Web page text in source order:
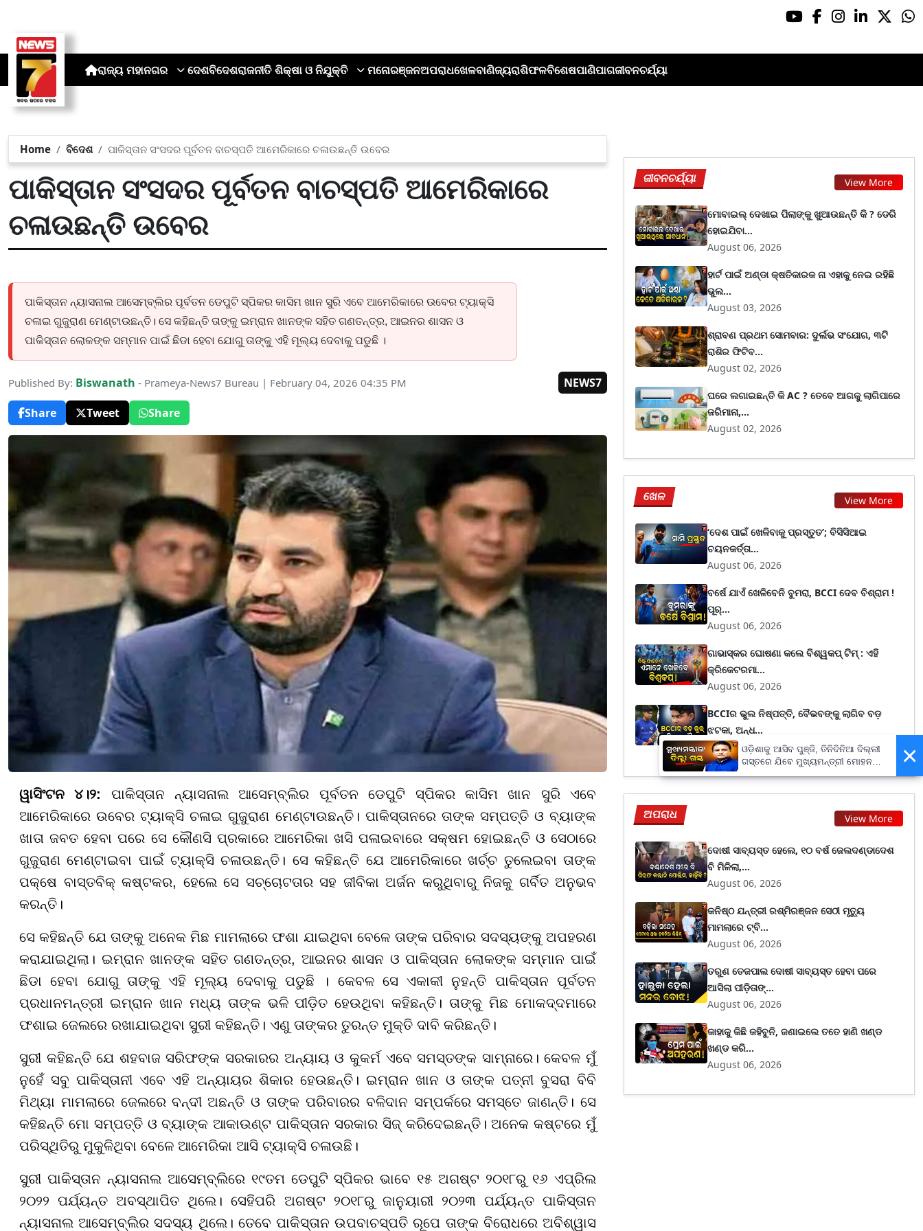
ରାଜ୍ୟ ମହାନଗର ଦେଶବିଦେଶରାଜନୀତି ଶିକ୍ଷା ଓ ନିଯୁକ୍ତି ମନୋରଞ୍ଜନଅପରାଧଖେଳବାଣିଜ୍ୟରାଶିଫଳବିଶେଷପାଣିପାଗଜୀବନଚର୍ଯ୍ୟା
Home ବିଦେଶ ପାକିସ୍ତାନ ସଂସଦର ପୂର୍ବତନ ବାଚସ୍ପତି ଆମେରିକାରେ ଚଳାଉଛନ୍ତି ଉବେର
ପାକିସ୍ତାନ ସଂସଦର ପୂର୍ବତନ ବାଚସ୍ପତି ଆମେରିକାରେ
ଚଳାଉଛନ୍ତି ଉବେର
ପାକିସ୍ତାନ ନ୍ୟାସନାଲ ଆସେମ୍ବ୍ଲିର ପୂର୍ବତନ ଡେପୁଟି ସ୍ପିକର କାସିମ ଖାନ ସୁରି ଏବେ ଆମେରିକାରେ ଉବେର ଟ୍ୟାକ୍ସି
ଚଳାଇ ଗୁଜୁରାଣ ମେଣ୍ଟାଉଛନ୍ତି। ସେ କହିଛନ୍ତି ତାଙ୍କୁ ଇମ୍ରାନ ଖାନଙ୍କ ସହିତ ଗଣତନ୍ତ୍ର, ଆଇନର ଶାସନ ଓ
ପାକିସ୍ତାନ ଲୋକଙ୍କ ସମ୍ମାନ ପାଇଁ ଛିଡା ହେବା ଯୋଗୁ ତାଙ୍କୁ ଏହି ମୂଲ୍ୟ ଦେବାକୁ ପଡୁଛି ।
Published By: Biswanath - Prameya-News7 Bureau | February 04, 2026 04:35 PM
NEWS7
Share
Tweet Share
ୱାସିଂଟନ ୪।୨: ପାକିସ୍ତାନ ନ୍ୟାସନାଲ ଆସେମ୍ବ୍ଲିର ପୂର୍ବତନ ଡେପୁଟି ସ୍ପିକର କାସିମ ଖାନ ସୁରି ଏବେ
ଆମେରିକାରେ ଉବେର ଟ୍ୟାକ୍ସି ଚଳାଇ ଗୁଜୁରାଣ ମେଣ୍ଟାଉଛନ୍ତି। ପାକିସ୍ତାନରେ ତାଙ୍କ ସମ୍ପତ୍ତି ଓ ବ୍ୟାଙ୍କ
ଖାତା ଜବତ ହେବା ପରେ ସେ କୌଣସି ପ୍ରକାରେ ଆମେରିକା ଖସି ପଳାଇବାରେ ସକ୍ଷମ ହୋଇଛନ୍ତି ଓ ସେଠାରେ
ଗୁଜୁରାଣ ମେଣ୍ଟାଇବା ପାଇଁ ଟ୍ୟାକ୍ସି ଚଳାଉଛନ୍ତି। ସେ କହିଛନ୍ତି ଯେ ଆମେରିକାରେ ଖର୍ଚ୍ଚ ତୁଲେଇବା ତାଙ୍କ
ପକ୍ଷେ ବାସ୍ତବିକ୍ କଷ୍ଟକର, ହେଲେ ସେ ସଚ୍ଚୋଟତାର ସହ ଜୀବିକା ଅର୍ଜନ କରୁଥିବାରୁ ନିଜକୁ ଗର୍ବିତ ଅନୁଭବ
କରନ୍ତି।
ସେ କହିଛନ୍ତି ଯେ ତାଙ୍କୁ ଅନେକ ମିଛ ମାମଲାରେ ଫଶା ଯାଇଥିବା ବେଳେ ତାଙ୍କ ପରିବାର ସଦସ୍ୟଙ୍କୁ ଅପହରଣ
କରାଯାଇଥିଲା। ଇମ୍ରାନ ଖାନଙ୍କ ସହିତ ଗଣତନ୍ତ୍ର, ଆଇନର ଶାସନ ଓ ପାକିସ୍ତାନ ଲୋକଙ୍କ ସମ୍ମାନ ପାଇଁ
ଛିଡା ହେବା ଯୋଗୁ ତାଙ୍କୁ ଏହି ମୂଲ୍ୟ ଦେବାକୁ ପଡୁଛି । କେବଳ ସେ ଏକାକୀ ନୁହନ୍ତି ପାକିସ୍ତାନ ପୂର୍ବତନ
ପ୍ରଧାନମନ୍ତ୍ରୀ ଇମ୍ରାନ ଖାନ ମଧ୍ୟ ତାଙ୍କ ଭଳି ପୀଡ଼ିତ ହେଉଥିବା କହିଛନ୍ତି। ତାଙ୍କୁ ମିଛ ମୋକଦ୍ଦମାରେ
ଫଶାଇ ଜେଲରେ ରଖାଯାଇଥିବା ସୁରୀ କହିଛନ୍ତି। ଏଣୁ ତାଙ୍କର ତୁରନ୍ତ ମୁକ୍ତି ଦାବି କରିଛନ୍ତି।
ସୁରୀ କହିଛନ୍ତି ଯେ ଶହବାଜ ସରିଫଙ୍କ ସରକାରର ଅନ୍ୟାୟ ଓ କୁକର୍ମ ଏବେ ସମସ୍ତଙ୍କ ସାମ୍ନାରେ। କେବଳ ମୁଁ
ନୁହେଁ ସବୁ ପାକିସ୍ତାନୀ ଏବେ ଏହି ଅନ୍ୟାୟର ଶିକାର ହେଉଛନ୍ତି। ଇମ୍ରାନ ଖାନ ଓ ତାଙ୍କ ପତ୍ନୀ ବୁସରା ବିବି
ମିଥ୍ୟା ମାମଲାରେ ଜେଲରେ ବନ୍ଦୀ ଅଛନ୍ତି ଓ ତାଙ୍କ ପରିବାରର ବଳିଦାନ ସମ୍ପର୍କରେ ସମସ୍ତେ ଜାଣନ୍ତି। ସେ
କହିଛନ୍ତି ମୋ ସମ୍ପତ୍ତି ଓ ବ୍ୟାଙ୍କ ଆକାଉଣ୍ଟ ପାକିସ୍ତାନ ସରକାର ସିଜ୍ କରିଦେଇଛନ୍ତି। ଅନେକ କଷ୍ଟରେ ମୁଁ
ପରିସ୍ଥିତିରୁ ମୁକୁଳିଥିବା ବେଳେ ଆମେରିକା ଆସି ଟ୍ୟାକ୍ସି ଚଳାଉଛି।
ସୁରୀ ପାକିସ୍ତାନ ନ୍ୟାସନାଲ ଆସେମ୍ବ୍ଲିରେ ୧୯ତମ ଡେପୁଟି ସ୍ପିକର ଭାବେ ୧୫ ଅଗଷ୍ଟ ୨୦୧୮ରୁ ୧୬ ଏପ୍ରିଲ
୨୦୨୨ ପର୍ଯ୍ୟନ୍ତ ଅବସ୍ଥାପିତ ଥିଲେ। ସେହିପରି ଅଗଷ୍ଟ ୨୦୧୮ରୁ ଜାନୁୟାରୀ ୨୦୨୩ ପର୍ଯ୍ୟନ୍ତ ପାକିସ୍ତାନ
ନ୍ୟାସନାଲ ଆସେମ୍ବ୍ଲିର ସଦସ୍ୟ ଥିଲେ। ତେବେ ପାକିସ୍ତାନ ଉପବାଚସ୍ପତି ରୂପେ ତାଙ୍କ ବିରୋଧରେ ଅବିଶ୍ୱାସ
ଜୀବନଚର୍ଯ୍ୟା View More
ମୋବାଇଲ୍ ଦେଖାଇ ପିଲାଙ୍କୁ ଖୁଆଉଛନ୍ତି କି ? ଡେରି
ହୋଇଯିବା...
August 06, 2026
ହାର୍ଟ ପାଇଁ ଅଣ୍ଡା କ୍ଷତିକାରକ ନା ଏହାକୁ ନେଇ ରହିଛି
ଭୁଲ...
August 03, 2026
ଶ୍ରାବଣ ପ୍ରଥମ ସୋମବାର: ଦୁର୍ଲଭ ସଂଯୋଗ, ୩ଟି
ରାଶିର ଫିଟିବ...
August 02, 2026
ଘରେ ଲଗାଇଛନ୍ତି କି AC ? ତେବେ ଆଗକୁ ଲାଗିପାରେ
ଜରିମାନା,...
August 02, 2026
ଖେଳ View More
‘ଦେଶ ପାଇଁ ଖେଳିବାକୁ ପ୍ରସ୍ତୁତ’; ବିସିସିଆଇ
ଚୟନକର୍ତ୍ତା...
August 06, 2026
ବର୍ଷେ ଯାଏଁ ଖେଳିବେନି ବୁମରା, BCCI ଦେବ ବିଶ୍ରାମ !
ପୂର୍...
August 06, 2026
ଗାଭାସ୍କର ଘୋଷଣା କଲେ ବିଶ୍ୱକପ୍ ଟିମ୍ : ଏହି
କ୍ରିକେଟରମା...
August 06, 2026
BCCIର ଭୁଲ ନିଷ୍ପତ୍ତି, ବୈଭବଙ୍କୁ ଲାଗିବ ବଡ଼
ଝଟକା, ଅନ୍ଧ...
August 06, 2026
ଅପରାଧ View More
ଦୋଷୀ ସାବ୍ୟସ୍ତ ହେଲେ, ୧୦ ବର୍ଷ ଜେଲଦଣ୍ଡାଦେଶ
ବି ମିଳିଲା,...
August 06, 2026
କନିଷ୍ଠ ଯନ୍ତ୍ରୀ ରଶ୍ମିରଞ୍ଜନ ସେଠୀ ମୃତ୍ୟୁ
ମାମଲାରେ ଟ୍ବି...
August 06, 2026
ତରୁଣ ତେଜପାଲ ଦୋଷୀ ସାବ୍ୟସ୍ତ ହେବା ପରେ
ଆସିଲା ପୀଡ଼ିତାଙ୍...
August 06, 2026
କାହାକୁ କିଛି କହିବୁନି, ଜଣାଇଲେ ତତେ ହାଣି ଖଣ୍ଡ
ଖଣ୍ଡ କରି...
August 06, 2026
×
ଓଡ଼ିଶାକୁ ଆସିବ ପୁଞ୍ଜି, ତିନିଦିନିଆ ଦିଲ୍ଲୀ
ଗସ୍ତରେ ଯିବେ ମୁଖ୍ୟମନ୍ତ୍ରୀ ମୋହନ
ମାଝୀ